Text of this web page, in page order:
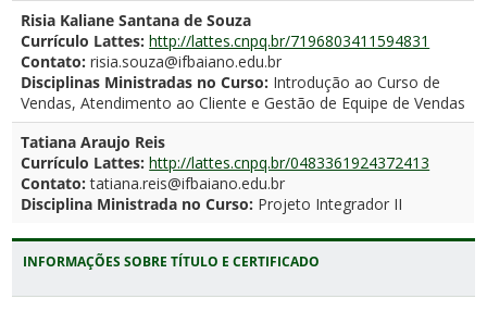
Risia Kaliane Santana de Souza
Currículo Lattes: http://lattes.cnpq.br/7196803411594831
Contato: risia.souza@ifbaiano.edu.br
Disciplinas Ministradas no Curso: Introdução ao Curso de
Vendas, Atendimento ao Cliente e Gestão de Equipe de Vendas
Tatiana Araujo Reis
Currículo Lattes: http://lattes.cnpq.br/0483361924372413
Contato: tatiana.reis@ifbaiano.edu.br
Disciplina Ministrada no Curso: Projeto Integrador II
INFORMAÇÕES SOBRE TÍTULO E CERTIFICADO